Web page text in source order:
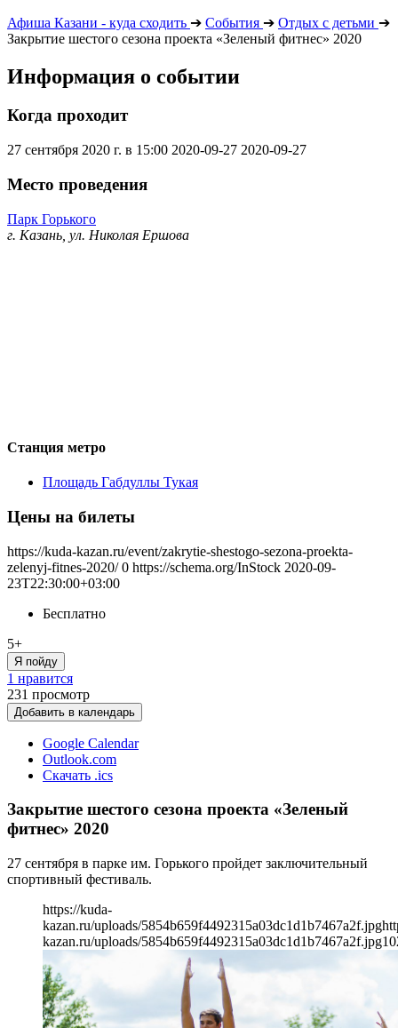
Афиша Казани - куда сходить ➔ События ➔ Отдых с детьми ➔
Закрытие шестого сезона проекта «Зеленый фитнес» 2020
Информация о событии
Когда проходит
27 сентября 2020 г. в 15:00 2020-09-27 2020-09-27
Место проведения
Парк Горького
г. Казань, ул. Николая Ершова
Станция метро
Площадь Габдуллы Тукая
Цены на билеты
https://kuda-kazan.ru/event/zakrytie-shestogo-sezona-proekta-
zelenyj-fitnes-2020/ 0 https://schema.org/InStock 2020-09-
23T22:30:00+03:00
Бесплатно
5+
Я пойду
1 нравится
231 просмотр
Добавить в календарь
Google Calendar
Outlook.com
Скачать .ics
Закрытие шестого сезона проекта «Зеленый
фитнес» 2020
27 сентября в парке им. Горького пройдет заключительный
спортивный фестиваль.
https://kuda-
kazan.ru/uploads/5854b659f4492315a03dc1d1b7467a2f.jpg
kazan.ru/uploads/5854b659f4492315a03dc1d1b7467a2f.jpg